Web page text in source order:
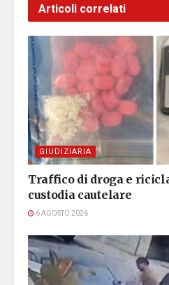
Articoli correlati
GIUDIZIARIA
Traffico di droga e
custodia cautelare
6 AGOSTO 2026